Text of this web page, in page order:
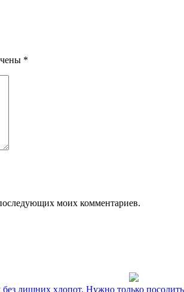
*
моих комментариев.
лишних хлопот. Нужно только